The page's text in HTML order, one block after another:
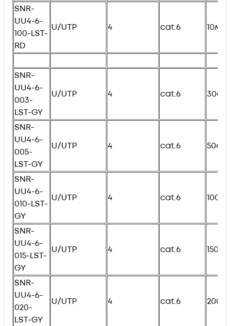
SNR-
UU4-6-
100-LST-
RD
U/UTP 4 cat.6 10м
SNR-
UU4-6-
003-
LST-GY
U/UTP 4 cat.6 30см
SNR-
UU4-6-
005-
LST-GY
U/UTP 4 cat.6 50см
SNR-
UU4-6-
010-LST-
GY
U/UTP 4 cat.6
SNR-
UU4-6-
015-LST-
GY
U/UTP 4 cat.6 150см
SNR-
UU4-6-
020-
LST-GY
U/UTP 4 cat.6